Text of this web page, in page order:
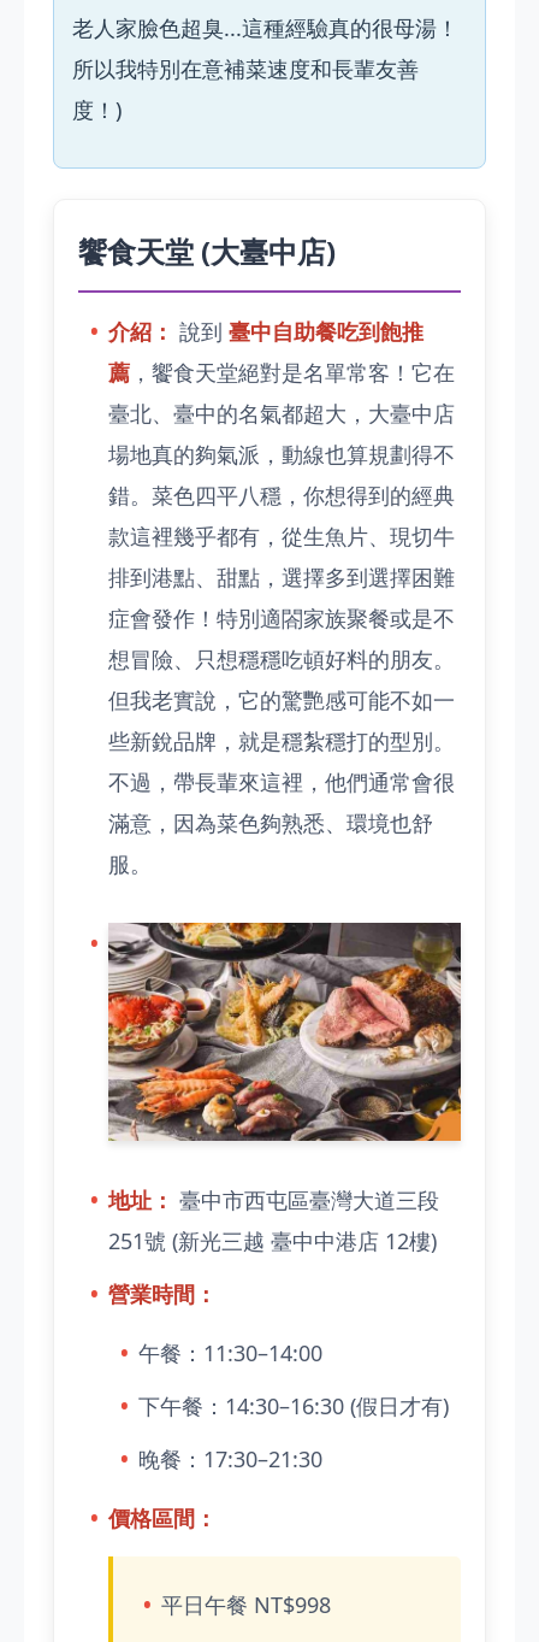
老人家臉色超臭...這種經驗真的很母湯！
所以我特別在意補菜速度和長輩友善
度！)
饗食天堂 (大臺中店)
介紹： 說到 臺中自助餐吃到飽推
薦 ，饗食天堂絕對是名單常客！它在
臺北、臺中的名氣都超大，大臺中店
場地真的夠氣派，動線也算規劃得不
錯。菜色四平八穩，你想得到的經典
款這裡幾乎都有，從生魚片、現切牛
排到港點、甜點，選擇多到選擇困難
症會發作！特別適閤家族聚餐或是不
想冒險、只想穩穩吃頓好料的朋友。
但我老實說，它的驚艷感可能不如一
些新銳品牌，就是穩紮穩打的型別。
不過，帶長輩來這裡，他們通常會很
滿意，因為菜色夠熟悉、環境也舒
服。
地址： 臺中市西屯區臺灣大道三段
251號 (新光三越 臺中中港店 12樓)
營業時間：
午餐：11:30–14:00
下午餐：14:30–16:30 (假日才有)
晚餐：17:30–21:30
價格區間：
平日午餐 NT$998